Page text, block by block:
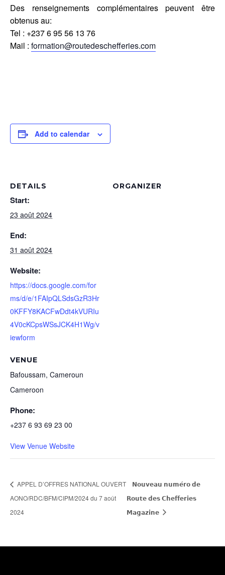
Des renseignements complémentaires peuvent être
obtenus au:
Tel : +237 6 95 56 13 76
Mail : formation@routedeschefferies.com
Add to calendar
DETAILS
Start:
23 août 2024
End:
31 août 2024
Website:
https://docs.google.com/for
ms/d/e/1FAIpQLSdsGzR3Hr
0KFFY8KACFwDdt4kVURIu
4V0cKCpsWSsJCK4H1Wg/v
iewform
VENUE
Bafoussam, Cameroun
Cameroon
Phone:
+237 6 93 69 23 00
View Venue Website
ORGANIZER
APPEL D’OFFRES NATIONAL OUVERT
AONO/RDC/BFM/CIPM/2024 du 7 août
2024
𝗡𝗼𝘂𝘃𝗲𝗮𝘂 𝗻𝘂𝗺𝗲́𝗿𝗼 𝗱𝗲
𝗥𝗼𝘂𝘁𝗲 𝗱𝗲𝘀 𝗖𝗵𝗲𝗳𝗳𝗲𝗿𝗶𝗲𝘀
𝗠𝗮𝗴𝗮𝘇𝗶𝗻𝗲